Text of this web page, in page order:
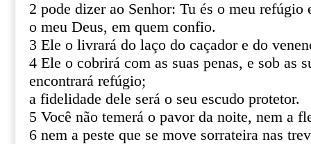
2 pode dizer ao Senhor: Tu és o meu refúgio
o meu Deus, em quem confio.
3 Ele o livrará do laço do caçador e do
4 Ele o cobrirá com as suas penas, e sob as
encontrará refúgio;
a fidelidade dele será o seu escudo protetor.
5 Você não temerá o pavor da noite, nem a
6 nem a peste que se move sorrateira nas